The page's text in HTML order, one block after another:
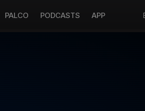
PALCO PODCASTS APP